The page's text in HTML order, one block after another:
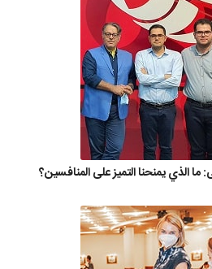
ما الذي يمنحنا التميز على المنافسين؟